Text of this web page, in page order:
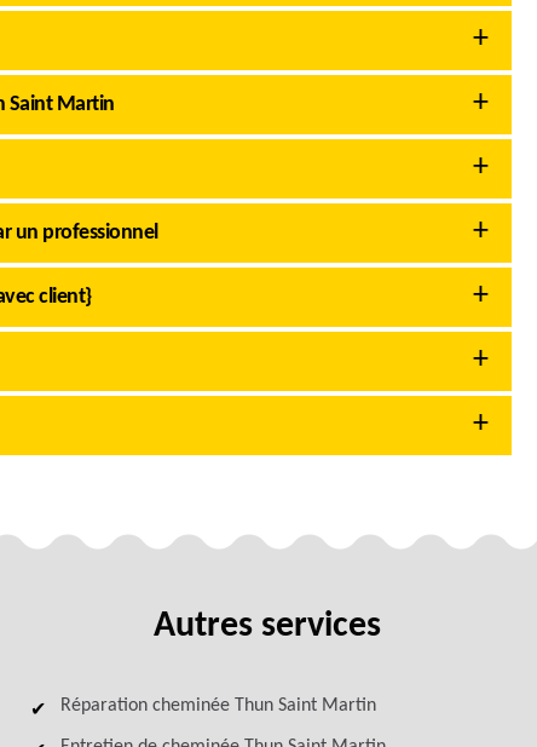
Saint Martin
un professionnel
client}
Autres services
Réparation cheminée Thun Saint Martin